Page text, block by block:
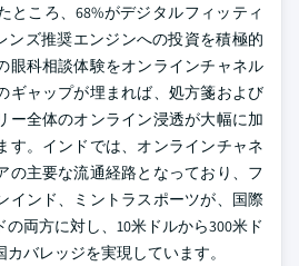
ところ、68%がデジタルフィッティ
ンズ推奨エンジンへの投資を積極的
眼科相談体験をオンラインチャネル
ギャップが埋まれば、処方箋および
ー全体のオンライン浸透が大幅に加
す。インドでは、オンラインチャネ
の主要な流通経路となっており、フ
インド、ミントラスポーツが、国際
両方に対し、10米ドルから300米ド
バレッジを実現しています。